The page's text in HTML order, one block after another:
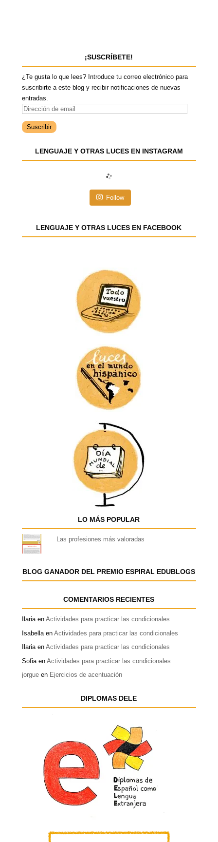
¡SUSCRÍBETE!
¿Te gusta lo que lees? Introduce tu correo electrónico para
suscribirte a este blog y recibir notificaciones de nuevas
entradas.
D
r
c
m
LENGUAJE Y OTRAS LUCES EN INSTAGRAM
Follow
LENGUAJE Y OTRAS LUCES EN FACEBOOK
LO MÁS POPULAR
Las profesiones más valoradas
BLOG GANADOR DEL PREMIO ESPIRAL EDUBLOGS
COMENTARIOS RECIENTES
Ilariaen Actividades para practicar las condicionales
Isabellaen Actividades para practicar las condicionales
Ilariaen Actividades para practicar las condicionales
Sofiaen Actividades para practicar las condicionales
jorgueen Ejercicios de acentuación
DIPLOMAS DELE